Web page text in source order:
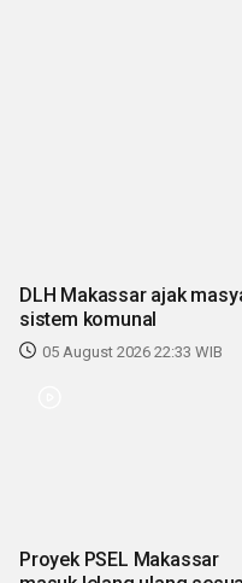
DLH Makassar ajak
sistem komunal
05 August 2026 22:33 WIB
Proyek PSEL Makassar